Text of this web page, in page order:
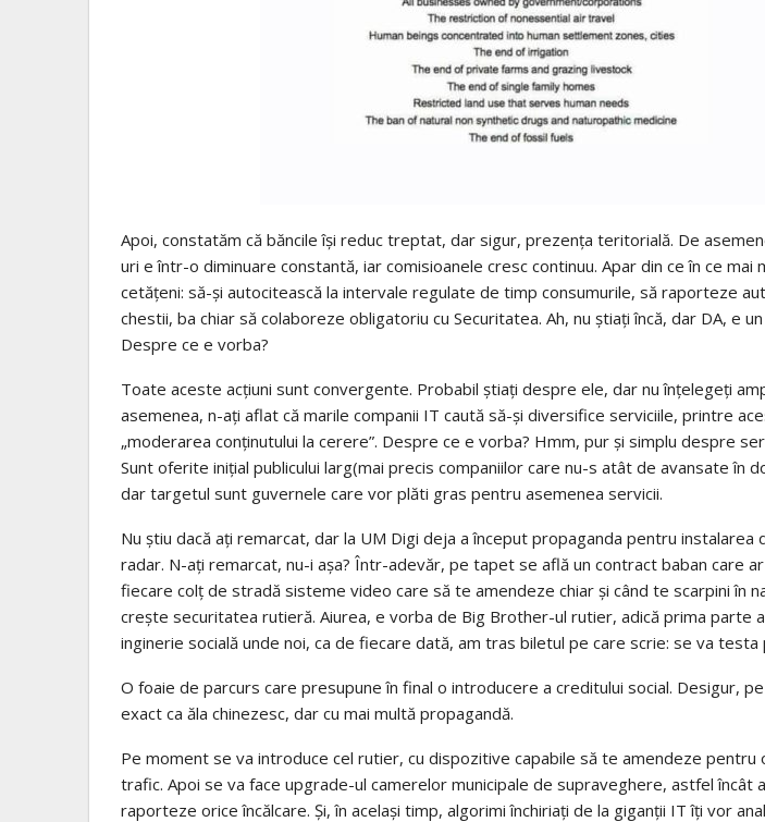
Apoi, constatăm că băncile își reduc treptat, dar sigur, prezența teritorială. De
uri e într-o diminuare constantă, iar comisioanele cresc continuu. Apar din ce în ce mai
cetățeni: să-și autocitească la intervale regulate de timp consumurile, să raporteze
chestii, ba chiar să colaboreze obligatoriu cu Securitatea. Ah, nu știați încă, dar DA, e
Despre ce e vorba?
Toate aceste acțiuni sunt convergente. Probabil știați despre ele, dar nu înțelegeți
asemenea, n-ați aflat că marile companii IT caută să-și diversifice serviciile, printre
„moderarea conținutului la cerere”. Despre ce e vorba? Hmm, pur și simplu despre
Sunt oferite inițial publicului larg(mai precis companiilor care nu-s atât de avansate în
dar targetul sunt guvernele care vor plăti gras pentru asemenea servicii.
Nu știu dacă ați remarcat, dar la UM Digi deja a început propaganda pentru
radar. N-ați remarcat, nu-i așa? Într-adevăr, pe tapet se află un contract baban care
fiecare colț de stradă sisteme video care să te amendeze chiar și când te scarpini în
crește securitatea rutieră. Aiurea, e vorba de Big Brother-ul rutier, adică prima parte
inginerie socială unde noi, ca de fiecare dată, am tras biletul pe care scrie: se va testa
O foaie de parcurs care presupune în final o introducere a creditului social. Desigur,
exact ca ăla chinezesc, dar cu mai multă propagandă.
Pe moment se va introduce cel rutier, cu dispozitive capabile să te amendeze pentru
trafic. Apoi se va face upgrade-ul camerelor municipale de supraveghere, astfel încât
raporteze orice încălcare. Și, în același timp, algorimi închiriați de la giganții IT îți vor